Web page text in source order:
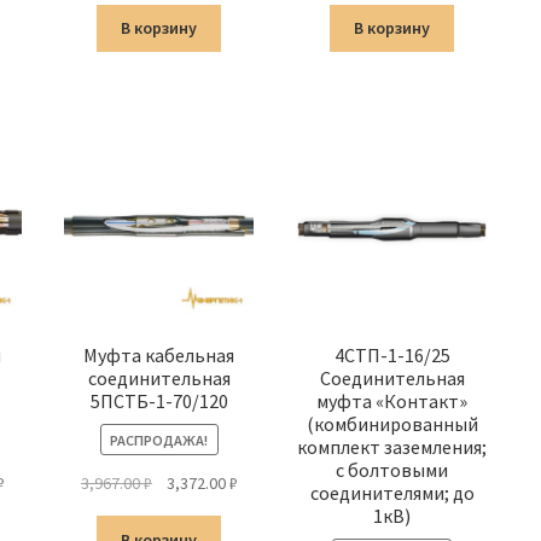
составляла
5,624.00 ₽.
В корзину
составляла
5,869.00 ₽.
В корзину
Текущая
Муфта кабельная
соединительная
5ПСТБ-1-70/120
РАСПРОДАЖА!
3,967.00₽
Первоначальная
составляла
3,372.00₽Текущая
4СТП-1-16/25
Соединительная
муфта «Контакт»
(комбинированный
комплект заземления;
с болтовыми
соединителями; до
1кВ)